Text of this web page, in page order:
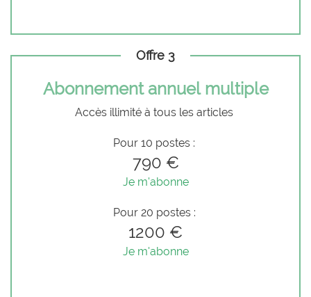
Offre 3
Abonnement annuel multiple
Accès illimité à tous les articles
Pour 10 postes :
790 €
Je m'abonne
Pour 20 postes :
1200 €
Je m'abonne